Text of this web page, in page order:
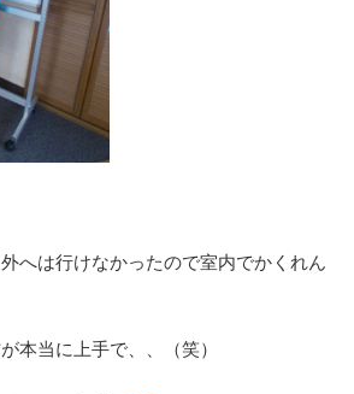
へは行けなかったので室内でかくれん
本当に上手で、、（笑）